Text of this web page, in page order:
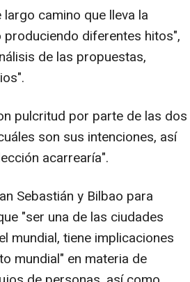
camino que lleva la
diferentes hitos",
de las propuestas,
pulcritud por parte de las dos
son sus intenciones, así
acarrearía".
Sebastián y Bilbao para
"ser una de las ciudades
mundial, tiene implicaciones
mundial" en materia de